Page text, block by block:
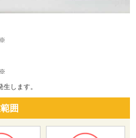
※
※
します。
囲